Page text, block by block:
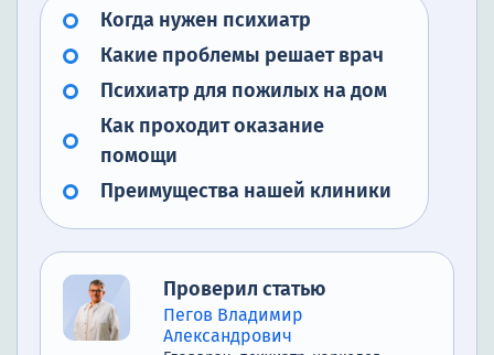
Когда нужен психиатр
Какие проблемы решает врач
Психиатр для пожилых на дом
Как проходит оказание
помощи
Преимущества нашей клиники
Проверил статью
Пегов Владимир
Александрович